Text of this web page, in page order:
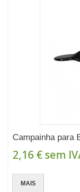
Campainha para
2,16 € sem
MAIS